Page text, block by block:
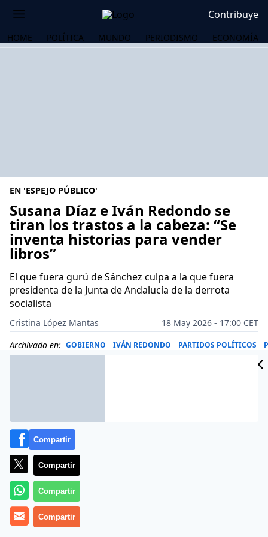
Contribuye
HOME POLÍTICA MUNDO PERIODISMO ECONOMÍA
EN 'ESPEJO PÚBLICO'
Susana Díaz e Iván Redondo se
tiran los trastos a la cabeza: “Se
inventa historias para vender
libros”
El que fuera gurú de Sánchez culpa a la que fuera
presidenta de la Junta de Andalucía de la derrota
socialista
Cristina López Mantas
18 May 2026 - 17:00 CET
Archivado en: GOBIERNO IVÁN REDONDO PARTIDOS POLÍTICOS
Compartir
Compartir
Compartir
Compartir